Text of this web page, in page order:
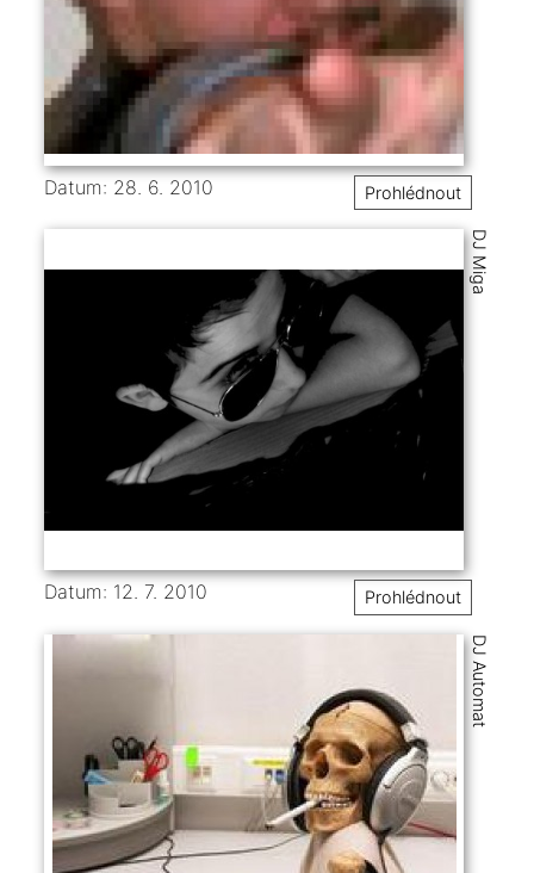
Datum: 28. 6. 2010 Prohlédnout
DJ Miga
Datum: 12. 7. 2010 Prohlédnout
DJ Automat